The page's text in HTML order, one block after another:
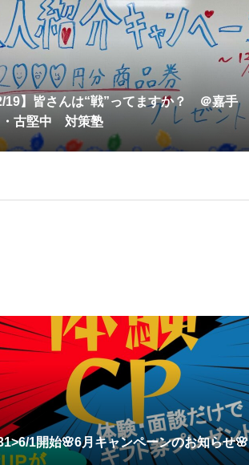
19】皆さんは“戦”ってますか？ ＠嘉手
・古堅中 対策塾
1開始🌸6月キャンペーンのお知らせ🌸